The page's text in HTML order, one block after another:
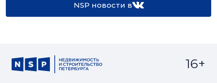
NSP новости в
16+